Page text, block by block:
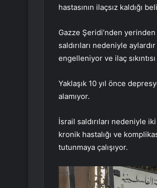
hastasının ilaçsız kaldığı
Gazze Şeridi’nden
saldırıları nedeniyle
engelleniyor ve ilaç
Yaklaşık 10 yıl önce
alamıyor.
İsrail saldırıları nedeniyle
kronik hastalığı ve
tutunmaya çalışıyor.